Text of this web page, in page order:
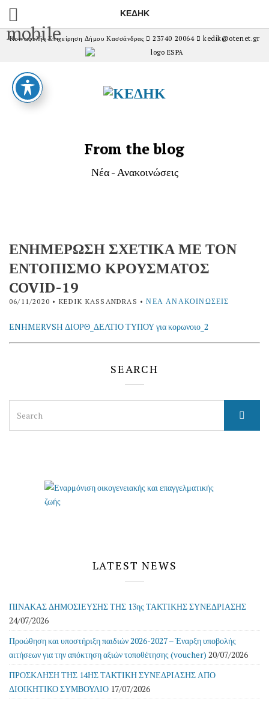
mobile
ΚΕΔΗΚ
Κοινωφελής Επιχείρηση Δήμου Κασσάνδρας 23740 20064 kedik@otenet.gr
From the blog
Νέα - Ανακοινώσεις
ΕΝΗΜΕΡΩΣΗ ΣΧΕΤΙΚΑ ΜΕ ΤΟΝ
ΕΝΤΟΠΙΣΜΟ ΚΡΟΥΣΜΑΤΟΣ
COVID-19
06/11/2020 • KEDIK KASSANDRAS •ΝΈΑ ΑΝΑΚΟΙΝΏΣΕΙΣ
ENHMERVSH ΔΙΟΡΘ_ΔΕΛΤΙΟ ΤΥΠΟΥ για κορωνοιο_2
SEARCH
for:
LATEST NEWS
ΠΙΝΑΚΑΣ ΔΗΜΟΣΙΕΥΣΗΣ ΤΗΣ 13ης ΤΑΚΤΙΚΗΣ ΣΥΝΕΔΡΙΑΣΗΣ
24/07/2026
Προώθηση και υποστήριξη παιδιών 2026-2027 – Έναρξη υποβολής
αιτήσεων για την απόκτηση αξιών τοποθέτησης (voucher) 20/07/2026
ΠΡΟΣΚΛΗΣΗ ΤΗΣ 14ΗΣ ΤΑΚΤΙΚΗ ΣΥΝΕΔΡΙΑΣΗΣ ΑΠΟ
ΔΙΟΙΚΗΤΙΚΟ ΣΥΜΒΟΥΛΙΟ 17/07/2026